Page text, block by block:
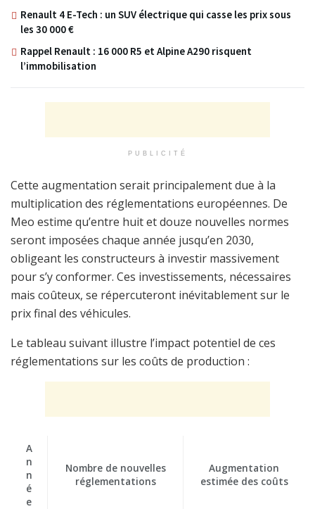
Renault 4 E-Tech : un SUV électrique qui casse les prix sous
les 30 000 €
Rappel Renault : 16 000 R5 et Alpine A290 risquent
l’immobilisation
PUBLICITÉ
Cette augmentation serait principalement due à la
multiplication des réglementations européennes. De
Meo estime qu’entre huit et douze nouvelles normes
seront imposées chaque année jusqu’en 2030,
obligeant les constructeurs à investir massivement
pour s’y conformer. Ces investissements, nécessaires
mais coûteux, se répercuteront inévitablement sur le
prix final des véhicules.
Le tableau suivant illustre l’impact potentiel de ces
réglementations sur les coûts de production :
A
n
n
é
e
Nombre de nouvelles
réglementations
Augmentation
estimée des coûts